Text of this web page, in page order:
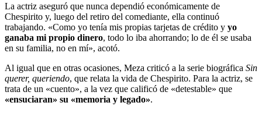
La actriz aseguró que nunca dependió económicamente de
Chespirito y, luego del retiro del comediante, ella continuó
trabajando. «Como yo tenía mis propias tarjetas de crédito y yo
ganaba mi propio dinero, todo lo iba ahorrando; lo de él se usaba
en su familia, no en mí», acotó.
Al igual que en otras ocasiones, Meza criticó a la serie biográfica Sin
querer, queriendo, que relata la vida de Chespirito. Para la actriz, se
trata de un «cuento», a la vez que calificó de «detestable» que
«ensuciaran» su «memoria y legado».